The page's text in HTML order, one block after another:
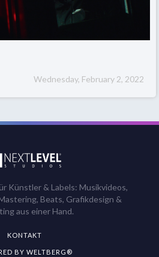
Wednesday, February 2, 2022
Künstler & Labels: Musikvideos,
Beats, Grafikdesign &
aus einer Hand.
KONTAKT
BY WELTBERG®